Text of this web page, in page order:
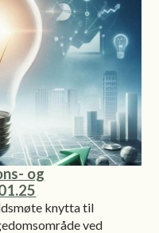
og
knytta til
ved